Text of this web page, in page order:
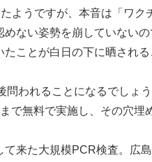
ようですが、本音は「ワク
ない姿勢を崩していない
ことが白日の下に晒され
われることになるでしょ
で無料で実施し、その穴埋
来た大規模PCR検査。広